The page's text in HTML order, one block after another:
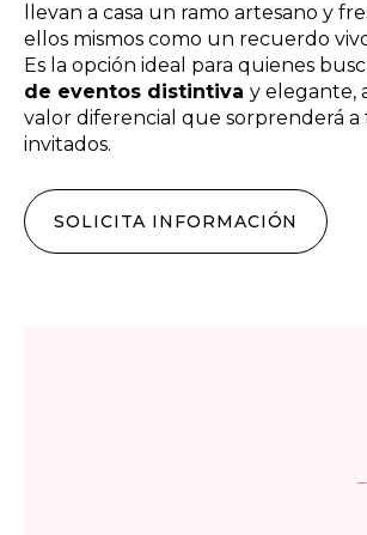
llevan a casa un ramo artesano y
ellos mismos como un recuerdo
Es la opción ideal para quienes
de eventos distintiva y elegante,
valor diferencial que sorprenderá a
invitados.
SOLICITA INFORMACIÓN